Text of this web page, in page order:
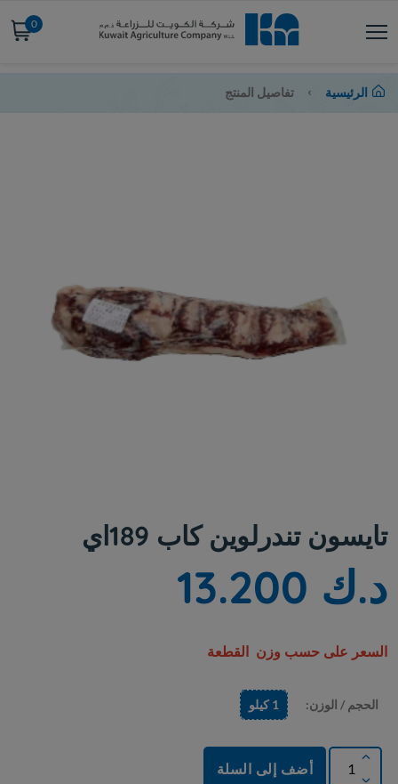
0
الرئيسية تفاصيل المنتج
تايسون تندرلوين كاب 189اي
د.ك 13.200
السعر على حسب وزن القطعة
الحجم / الوزن: 1 كيلو
أضف إلى السلة